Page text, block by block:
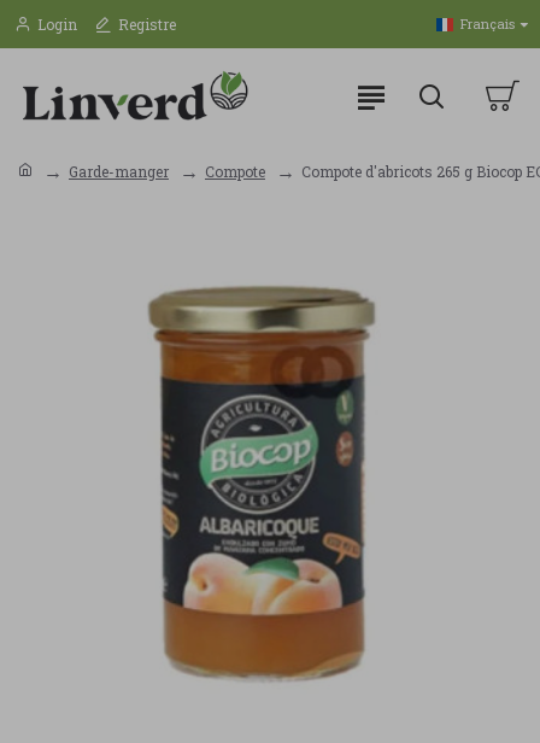
Login Registre Français
Garde-manger Compote Compote d'abricots 265 g Biocop